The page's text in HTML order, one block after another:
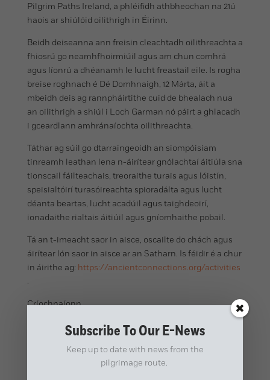
Pilgrim Paths Ireland, a phléifidh athbheochan na 21ú
haois ar shiúlóid oilithrigh in Éirinn.
Beidh deiseanna ann freisin cleachtadh oilithreachta a
fhiosrú go neamhfhoirmiúil agus am chun comhrá
agus líonrú a dhéanamh le lucht freastail eile. Is rogha
breise roghnach é Dé Domhnaigh, 12 Márta, áit a
mbeidh deis ag rannpháirtithe cuid de bhealach nua
an oilithrigh a shiúl i Loch Garman nó páirt a ghlacadh
i gceardlann amhránaíochta oilithreachta.
Táthar ag súil go dtarraingeoidh an siompóisiam
tinreamh leathan lena n-áirítear gnólachtaí áitiúla sna
tionscail fáilteachais, treoraithe turais agus lóistín,
speisialtóirí turasóireachta spioradálta agus lucht
déanta beartas, lucht acadúil agus taighdeoirí,
ionadaithe rialtais áitiúil agus gníomhaithe pobail.
Tá an t-imeacht saor in aisce, oscailte do chách agus
áirítear lón saor in aisce ar an Satharn. Is féidir é a chur
in áirithe ag: https://ancientconnections.org/activities
.
Críochnaíonn
Le haghaidh tuilleadh eolais
David Pepper (Oifigeach Oilithreachta Sir Benfro)
Subscribe To Our E-News
Keep up to date with news from the
pilgrimage route.